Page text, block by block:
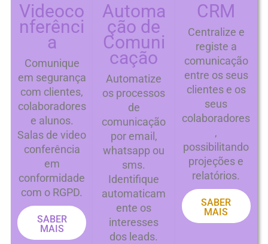
Videoco
nferênci
a
Comunique
em segurança
com clientes,
colaboradores
e alunos.
Salas de video
conferência
em
conformidade
com o RGPD.
SABER
MAIS
Automa
ção de
Comuni
cação
Automatize
os processos
de
comunicação
por email,
whatsapp ou
sms.
Identifique
automaticam
ente os
interesses
dos leads.
CRM
Centralize e
registe a
comunicação
entre os seus
clientes e os
seus
colaboradores
,
possibilitando
projeções e
relatórios.
SABER
MAIS